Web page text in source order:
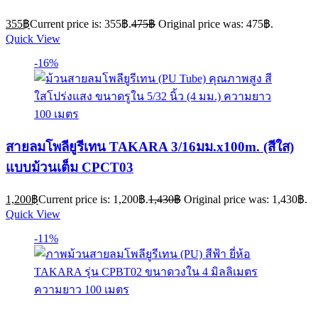
355฿Current price is: 355฿.475฿ Original price was: 475฿.
Quick View
-16%
สายลมโพลียูรีเทน TAKARA 3/16มม.x100m. (สีใส)
แบบม้วนเต็ม CPCT03
1,200฿Current price is: 1,200฿.1,430฿ Original price was: 1,430฿.
Quick View
-11%